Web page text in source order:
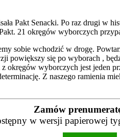
Pakt Senacki. Po raz drugi w
21 okręgów wyborczych
sobie wchodzić w drogę.
powiększy się po wyborach ,
wyborczych jest jeden
Z naszego ramienia
Zamów
w wersji papierowej